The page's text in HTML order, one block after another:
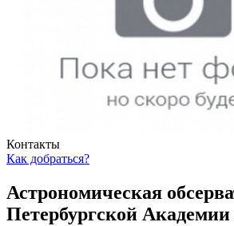
Контакты
Как добраться?
Астрономическая
Петербургской Академии